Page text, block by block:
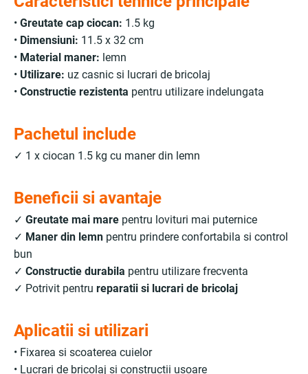
• Greutate cap ciocan: 1.5 kg
• Dimensiuni: 11.5 x 32 cm
• Material maner: lemn
• Utilizare: uz casnic si lucrari de bricolaj
• Constructie rezistenta pentru utilizare indelungata
Pachetul include
✓ 1 x ciocan 1.5 kg cu maner din lemn
Beneficii si avantaje
✓ Greutate mai mare pentru lovituri mai puternice
✓ Maner din lemn pentru prindere confortabila si control
bun
✓ Constructie durabila pentru utilizare frecventa
✓ Potrivit pentru reparatii si lucrari de bricolaj
Aplicatii si utilizari
• Fixarea si scoaterea cuielor
• Lucrari de bricolaj si constructii usoare